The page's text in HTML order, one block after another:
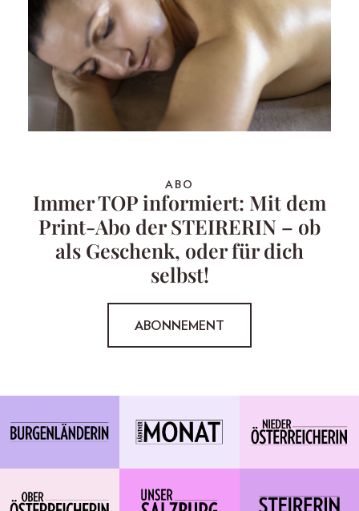
ABO
Immer TOP informiert: Mit dem
Print-Abo der STEIRERIN – ob
als Geschenk, oder für dich
selbst!
ABONNEMENT